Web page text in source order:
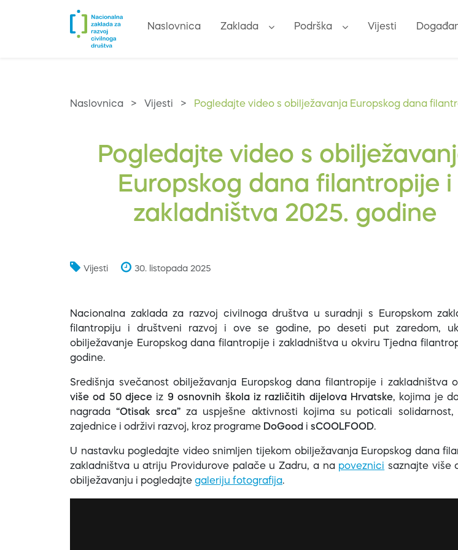
Naslovnica Zaklada Podrška Vijesti
Naslovnica > Vijesti > Pogledajte video s obilježavanja Europskog dana
Pogledajte video s
Europskog dana filantropije i
zakladništva 2025. godine
Vijesti 30. listopada 2025
Nacionalna zaklada za razvoj civilnoga društva u suradnji s Europskom
filantropiju i društveni razvoj i ove se godine, po deseti put zaredom,
obilježavanje Europskog dana filantropije i zakladništva u okviru Tjedna
godine.
Središnja svečanost obilježavanja Europskog dana filantropije i zakladništva
više od 50 djece iz 9 osnovnih škola iz različitih dijelova Hrvatske, kojima je
nagrada“Otisak srca”za uspješne aktivnosti kojima su poticali solidarnost,
zajednice i održivi razvoj, kroz programe DoGood i sCOOLFOOD.
U nastavku pogledajte video snimljen tijekom obilježavanja Europskog dana
zakladništva u atriju Providurove palače u Zadru, a na poveznici saznajte više
obilježavanju i pogledajte galeriju fotografija.